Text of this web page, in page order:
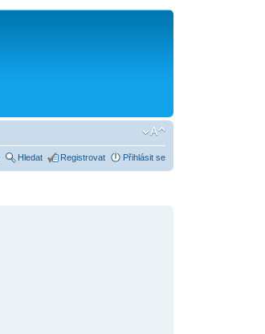
Hledat Registrovat Přihlásit se